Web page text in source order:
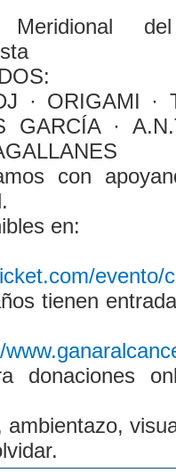
del
· ORIGAMI ·
GARCÍA ·
con
en:
evento/
tienen
donaciones
ambientazo,